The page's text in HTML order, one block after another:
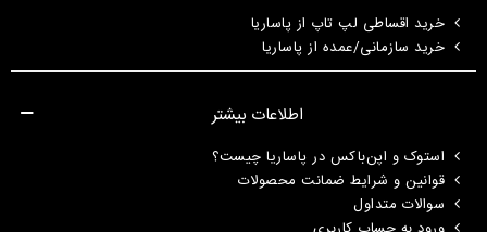
خرید اقساطی لپ تاپ از پاساریا
خرید سازمانی/عمده از پاساریا
اطلاعات بیشتر
استوک و اپن‌باکس در پاساریا چیست؟
قوانین و شرایط ضمانت محصولات
سوالات متداول